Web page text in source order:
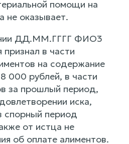
помощи на
не оказывает.
ДД.ММ.ГГГГ ФИО3
в части
на содержание
000 рублей, в части
за прошлый период,
иска,
спорный период
от истца не
об оплате алиментов.